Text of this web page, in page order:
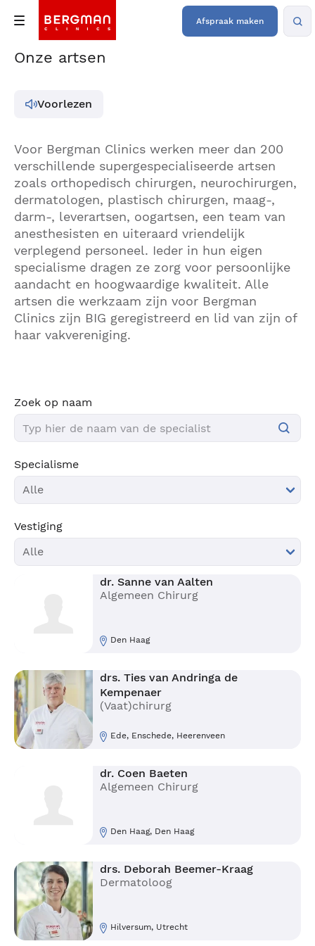
Afspraak maken
Onze artsen
Voorlezen
Voor Bergman Clinics werken meer dan 200
verschillende supergespecialiseerde artsen
zoals orthopedisch chirurgen, neurochirurgen,
dermatologen, plastisch chirurgen, maag-,
darm-, leverartsen, oogartsen, een team van
anesthesisten en uiteraard vriendelijk
verplegend personeel. Ieder in hun eigen
specialisme dragen ze zorg voor persoonlijke
aandacht en hoogwaardige kwaliteit. Alle
artsen die werkzaam zijn voor Bergman
Clinics zijn BIG geregistreerd en lid van zijn of
haar vakvereniging.
Zoek op naam
Specialisme
Vestiging
dr. Sanne van Aalten
Algemeen Chirurg
Den Haag
drs. Ties van Andringa de
Kempenaer
(Vaat)chirurg
Ede, Enschede, Heerenveen
dr. Coen Baeten
Algemeen Chirurg
Den Haag, Den Haag
drs. Deborah Beemer-Kraag
Dermatoloog
Hilversum, Utrecht